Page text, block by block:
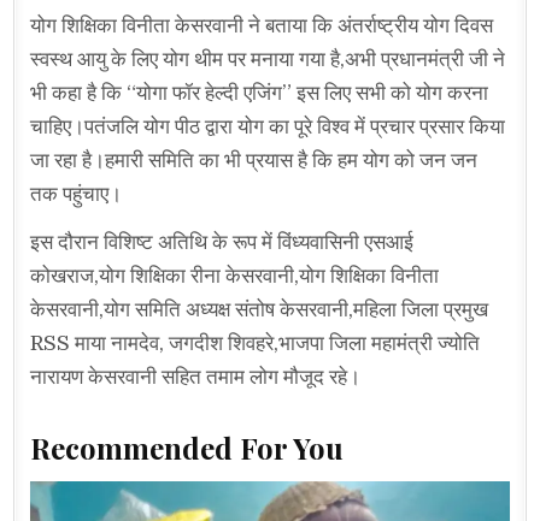
योग शिक्षिका विनीता केसरवानी ने बताया कि अंतर्राष्ट्रीय योग दिवस
स्वस्थ आयु के लिए योग थीम पर मनाया गया है,अभी प्रधानमंत्री जी ने
भी कहा है कि “योगा फॉर हेल्दी एजिंग” इस लिए सभी को योग करना
चाहिए।पतंजलि योग पीठ द्वारा योग का पूरे विश्व में प्रचार प्रसार किया
जा रहा है।हमारी समिति का भी प्रयास है कि हम योग को जन जन
तक पहुंचाए।
इस दौरान विशिष्ट अतिथि के रूप में विंध्यवासिनी एसआई
कोखराज,योग शिक्षिका रीना केसरवानी,योग शिक्षिका विनीता
केसरवानी,योग समिति अध्यक्ष संतोष केसरवानी,महिला जिला प्रमुख
RSS माया नामदेव, जगदीश शिवहरे,भाजपा जिला महामंत्री ज्योति
नारायण केसरवानी सहित तमाम लोग मौजूद रहे।
Recommended For You